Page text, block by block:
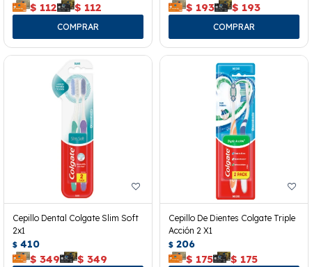
$ 112 $ 112 $ 193 $ 193
Cepillo Dental Colgate Slim Soft
2x1
$ 410
$ 349 $ 349
Cepillo De Dientes Colgate Triple
Acción 2 X1
$ 206
$ 175 $ 175